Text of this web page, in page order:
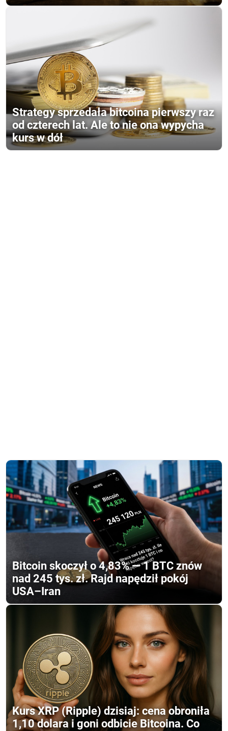
Strategy sprzedała bitcoina pierwszy raz
od czterech lat. Ale to nie ona wypycha
kurs w dół
Bitcoin skoczył o 4,83% — 1 BTC znów
nad 245 tys. zł. Rajd napędził pokój
USA–Iran
Kurs XRP (Ripple) dzisiaj: cena obroniła
1,10 dolara i goni odbicie Bitcoina. Co